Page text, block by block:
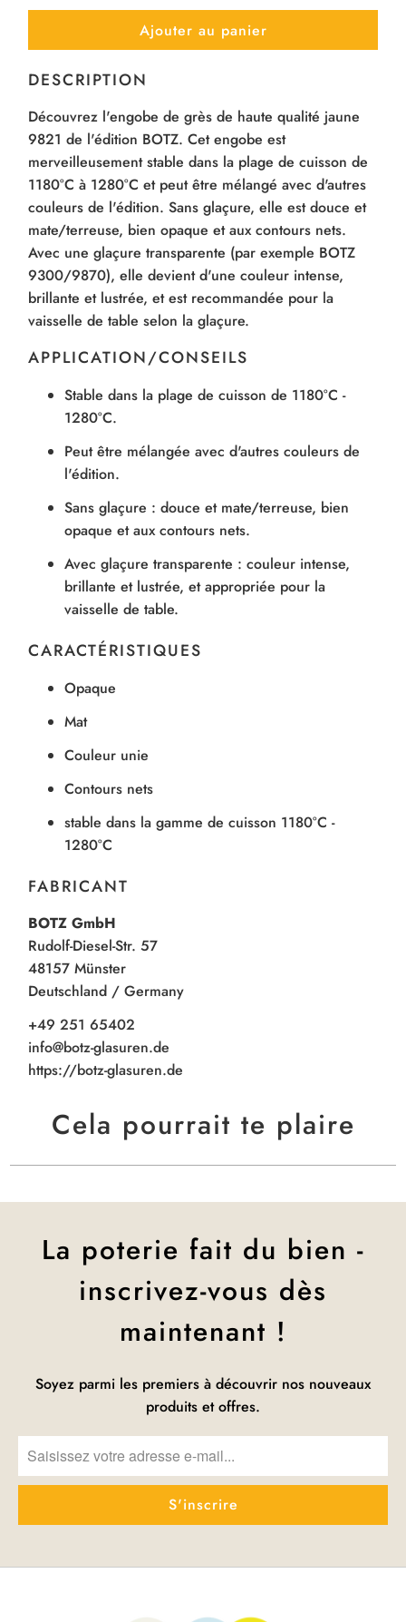
Ajouter au panier
DESCRIPTION
Découvrez l'engobe de grès de haute qualité jaune
9821 de l'édition BOTZ. Cet engobe est
merveilleusement stable dans la plage de cuisson de
1180°C à 1280°C et peut être mélangé avec d'autres
couleurs de l'édition. Sans glaçure, elle est douce et
mate/terreuse, bien opaque et aux contours nets.
Avec une glaçure transparente (par exemple BOTZ
9300/9870), elle devient d'une couleur intense,
brillante et lustrée, et est recommandée pour la
vaisselle de table selon la glaçure.
APPLICATION/CONSEILS
Stable dans la plage de cuisson de 1180°C -
1280°C.
Peut être mélangée avec d'autres couleurs de
l'édition.
Sans glaçure : douce et mate/terreuse, bien
opaque et aux contours nets.
Avec glaçure transparente : couleur intense,
brillante et lustrée, et appropriée pour la
vaisselle de table.
CARACTÉRISTIQUES
Opaque
Mat
Couleur unie
Contours nets
stable dans la gamme de cuisson 1180°C -
1280°C
FABRICANT
BOTZ GmbH
Rudolf-Diesel-Str. 57
48157 Münster
Deutschland / Germany
+49 251 65402
info@botz-glasuren.de
https://botz-glasuren.de
Cela pourrait te plaire
La poterie fait du bien -
inscrivez-vous dès
maintenant !
Soyez parmi les premiers à découvrir nos nouveaux
produits et offres.